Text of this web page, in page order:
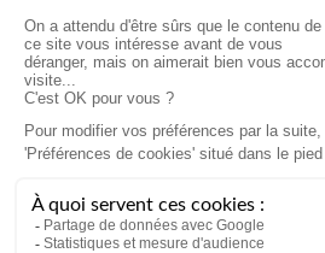
Notre service client est ouvert du
Nous contacter
Conditions générales